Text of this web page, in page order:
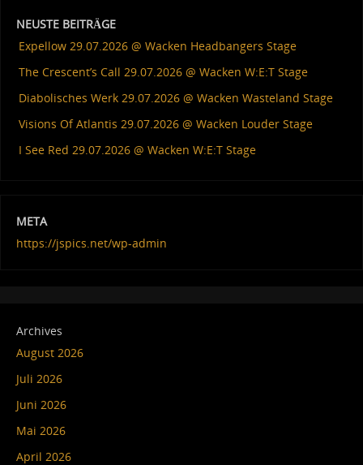
NEUSTE BEITRÄGE
Expellow 29.07.2026 @ Wacken Headbangers Stage
The Crescent’s Call 29.07.2026 @ Wacken W:E:T Stage
Diabolisches Werk 29.07.2026 @ Wacken Wasteland Stage
Visions Of Atlantis 29.07.2026 @ Wacken Louder Stage
I See Red 29.07.2026 @ Wacken W:E:T Stage
META
https://jspics.net/wp-admin
Archives
August 2026
Juli 2026
Juni 2026
Mai 2026
April 2026